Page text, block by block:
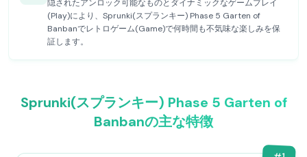
隠されたアンロック可能なものとダイナミックなゲームプレイ
(Play)により、Sprunki(スプランキー) Phase 5 Garten of
Banbanでレトロゲーム(Game)で何時間も不気味な楽しみを保
証します。
Sprunki(スプランキー) Phase 5 Garten of
Banbanの主な特徴